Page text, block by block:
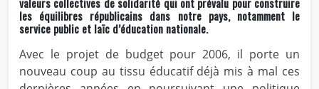
les équilibres républicains dans notre pays, notamment le
service public et laïc d’éducation nationale.
Avec le projet de budget pour 2006, il porte un
nouveau coup au tissu éducatif déjà mis à mal ces